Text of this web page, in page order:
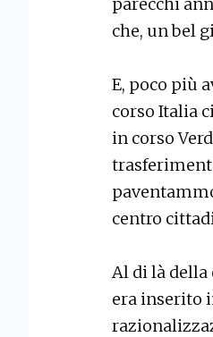
che, un bel
E, poco più
corso Italia
in corso
centro
Al di là
era inserito